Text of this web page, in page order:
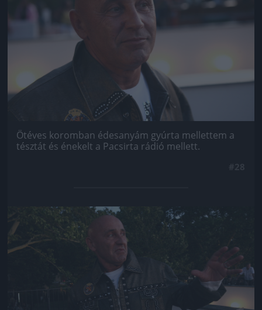
Ötéves koromban édesanyám gyúrta mellettem a
tésztát és énekelt a Pacsirta rádió mellett.
Jön még kép!